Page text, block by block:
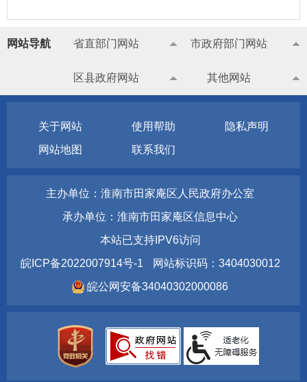
网站导航 省直部门网站 市政府部门网站
区县政府网站 其他网站
关于网站 使用帮助
隐私声明
网站地图
联系我们
主办单位：淮南市田家庵区人民政府办公室
承办单位：淮南市田家庵区信息中心
本站已支持IPV6访问
皖ICP备2022007914号-1
网站标识码：3404030012
皖公网安备34040302000086